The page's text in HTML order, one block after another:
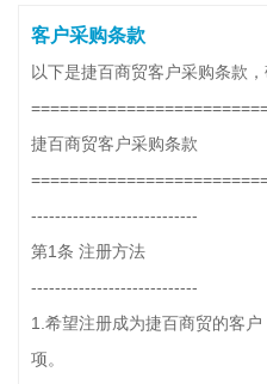
客户采购条款
以下是捷百商贸客户采购条款
捷百商贸客户采购条款
----------------------------
第1条 注册方法
----------------------------
1.希望注册成为捷百商贸的客
项。